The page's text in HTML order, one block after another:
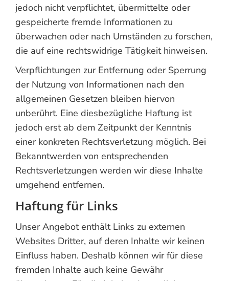
jedoch nicht verpflichtet, übermittelte oder
gespeicherte fremde Informationen zu
überwachen oder nach Umständen zu forschen,
die auf eine rechtswidrige Tätigkeit hinweisen.
Verpflichtungen zur Entfernung oder Sperrung
der Nutzung von Informationen nach den
allgemeinen Gesetzen bleiben hiervon
unberührt. Eine diesbezügliche Haftung ist
jedoch erst ab dem Zeitpunkt der Kenntnis
einer konkreten Rechtsverletzung möglich. Bei
Bekanntwerden von entsprechenden
Rechtsverletzungen werden wir diese Inhalte
umgehend entfernen.
Haftung für Links
Unser Angebot enthält Links zu externen
Websites Dritter, auf deren Inhalte wir keinen
Einfluss haben. Deshalb können wir für diese
fremden Inhalte auch keine Gewähr